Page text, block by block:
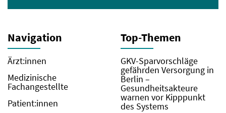
Navigation
Ärzt:innen
Medizinische
Fachangestellte
Patient:innen
Top-Themen
GKV-Sparvorschläge
gefährden Versorgung in
Berlin –
Gesundheitsakteure
warnen vor Kipppunkt
des Systems